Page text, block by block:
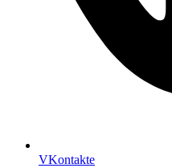
VKontakte